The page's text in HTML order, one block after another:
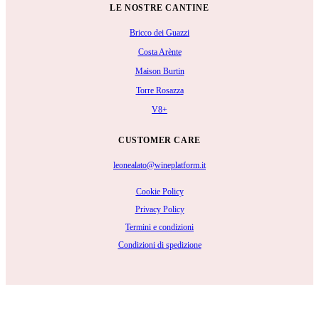
LE NOSTRE CANTINE
Bricco dei Guazzi
Costa Arènte
Maison Burtin
Torre Rosazza
V8+
CUSTOMER CARE
leonealato@wineplatform.it
Cookie Policy
Privacy Policy
Termini e condizioni
Condizioni di spedizione